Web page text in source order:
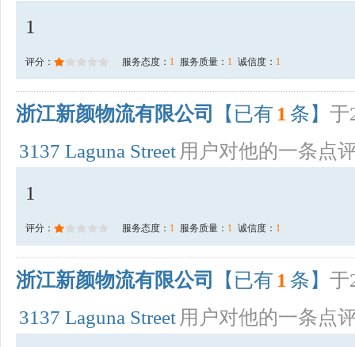
1
评分： 服务态度： 1 服务质量： 1 诚信度： 1
浙江新颜物流有限公司 【已有 1 条】 于
3137 Laguna Street 用户对他的一条点
1
评分： 服务态度： 1 服务质量： 1 诚信度： 1
浙江新颜物流有限公司 【已有 1 条】 于
3137 Laguna Street 用户对他的一条点